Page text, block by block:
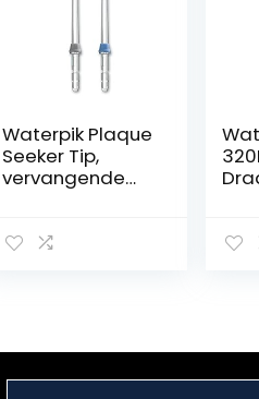
Waterpik Plaque
Seeker Tip,
vervangende
tandimplantate
100
waterflossers,